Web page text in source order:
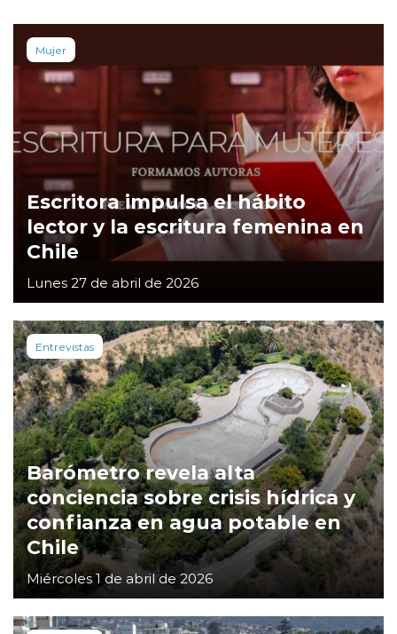
Mujer
Escritora impulsa el hábito
lector y la escritura femenina en
Chile
Lunes 27 de abril de 2026
Entrevistas
Barómetro revela alta
conciencia sobre crisis hídrica y
confianza en agua potable en
Chile
Miércoles 1 de abril de 2026